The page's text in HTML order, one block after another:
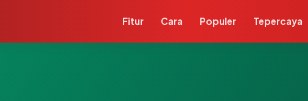
Fitur Cara Populer Tepercaya